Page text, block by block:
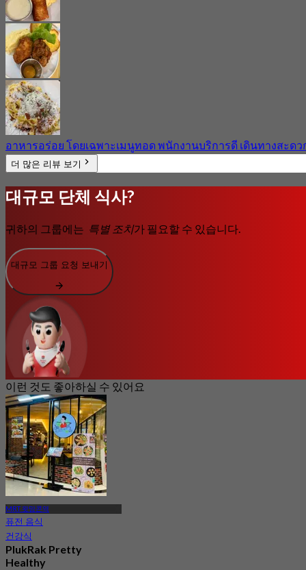
อาหารอร่อย โดยเฉพาะเมนูทอด พนักงานบริการดี เดินทางสะดว
더 많은 리뷰 보기
대규모 단체 식사?
귀하의 그룹에는 특별 조치가 필요할 수 있습니다.
대규모 그룹 요청 보내기
이런 것도 좋아하실 수 있어요
MRT 왓망콘역
퓨전 음식
건강식
PlukRak Pretty
Healthy